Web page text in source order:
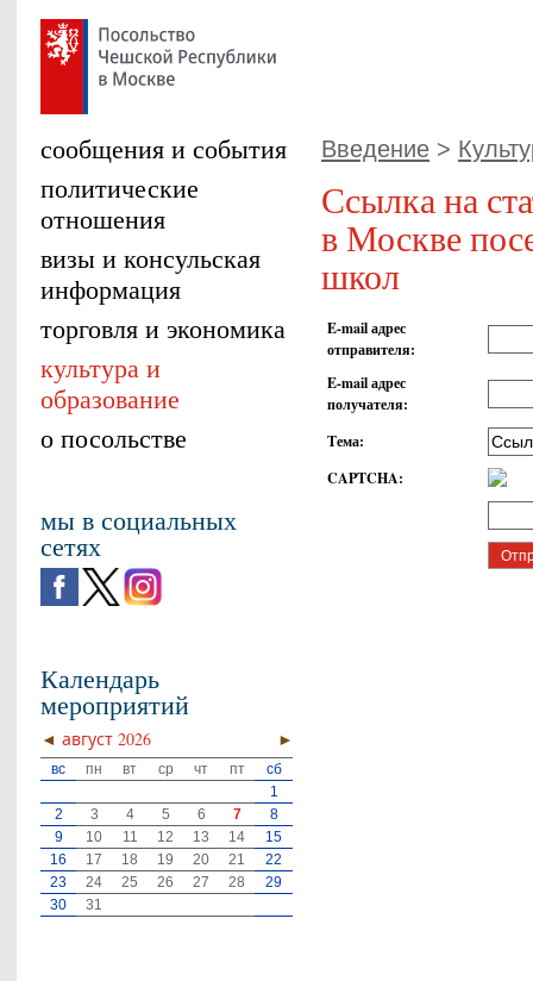
Введение >
Ссылка на
в Москве
школ
E-mail адрес
отправителя:
E-mail адрес
получателя:
Тема:
CAPTCHA:
сообщения и события
политические
отношения
визы и консульская
информация
торговля и экономика
культура и
образование
о посольстве
мы в социальных
сетях
Календарь
мероприятий
◄ ►
август 2026
вс пн вт ср чт пт
сб
1
2
3 4 5 6 7
8
9
10 11 12 13 14
15
16
17 18 19 20 21
22
23
24 25 26 27 28
29
30
31